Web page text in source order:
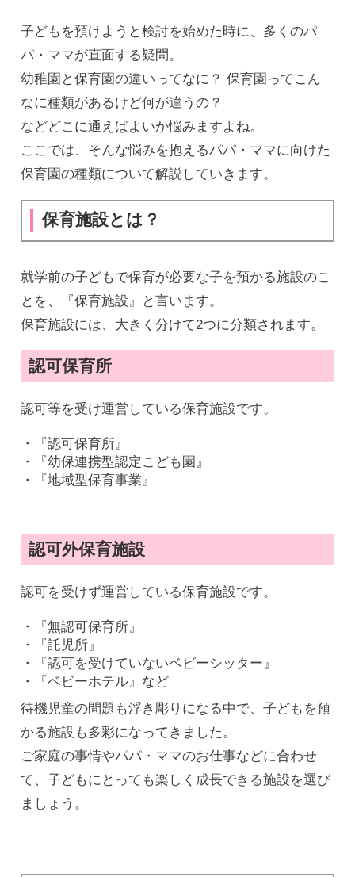
子どもを預けようと検討を始めた時に、多くのパ
パ・ママが直面する疑問。
幼稚園と保育園の違いってなに？ 保育園ってこん
なに種類があるけど何が違うの？
などどこに通えばよいか悩みますよね。
ここでは、そんな悩みを抱えるパパ・ママに向けた
保育園の種類について解説していきます。
保育施設とは？
就学前の子どもで保育が必要な子を預かる施設のこ
とを、『保育施設』と言います。
保育施設には、大きく分けて2つに分類されます。
認可保育所
認可等を受け運営している保育施設です。
・『認可保育所』
・『幼保連携型認定こども園』
・『地域型保育事業』
認可外保育施設
認可を受けず運営している保育施設です。
・『無認可保育所』
・『託児所』
・『認可を受けていないベビーシッター』
・『ベビーホテル』など
待機児童の問題も浮き彫りになる中で、子どもを預
かる施設も多彩になってきました。
ご家庭の事情やパパ・ママのお仕事などに合わせ
て、子どもにとっても楽しく成長できる施設を選び
ましょう。